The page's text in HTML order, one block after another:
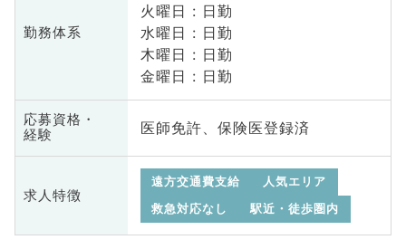
勤務体系
火曜日 : 日勤
水曜日 : 日勤
木曜日 : 日勤
金曜日 : 日勤
応募資格・
経験
医師免許、保険医登録済
求人特徴
遠方交通費支給
人気エリア
救急対応なし
駅近・徒歩圏内